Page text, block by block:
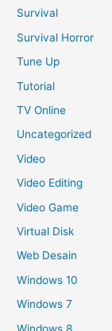
Survival
Survival Horror
Tune Up
Tutorial
TV Online
Uncategorized
Video
Video Editing
Video Game
Virtual Disk
Web Desain
Windows 10
Windows 7
Windows 8